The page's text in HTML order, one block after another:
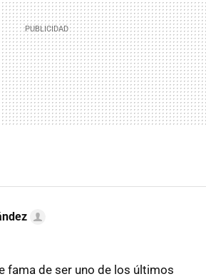
fama de ser uno de los últimos